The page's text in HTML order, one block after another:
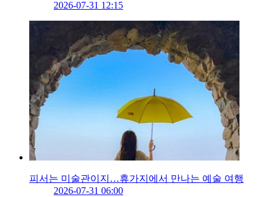
2026-07-31 12:15
피서는 미술관이지…휴가지에서 만나는 예술 여행
2026-07-31 06:00